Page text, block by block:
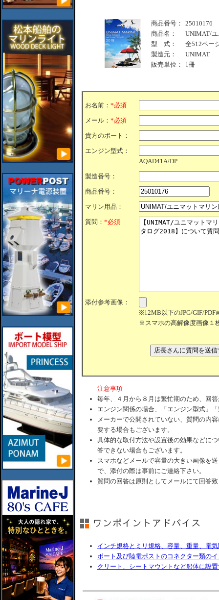
商品番号：
25010176
商品名：
UNIMAT/
型 式：
全512ペー
製造元：
UNIMAT
販売単位：
1冊
お名前： *必須
メール： *必須
貴方のボート：
エンジン型式：
AQAD41A/DP
製造番号：
商品番号：
マリン用品：
質問： *必須
添付参考画像：
※12MB以下のJPG/GIF/PDF
※スマホの高解像度画像１
注意事項
毎年、４月から８月は繁忙期のため、回
エンジン関係の場合、「エンジン型式」
メーカーで公開されていない、質問の内
要する場合もございます。
具体的な取付方法や設置後の効果などに
答できない場合もございます。
スマホなどメールで容量の大きい画像を
で、添付の際は事前にご連絡下さい。
質問の回答は原則としてメールにて回答
インチ規格とミリ規格、容量、重量、電
ボート及び陸電ポストのコネクター類の
クリート、シートマウントなど船体に設